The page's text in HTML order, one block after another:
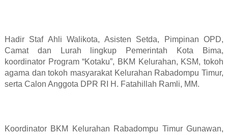
Hadir Staf Ahli Walikota, Asisten Setda, Pimpinan OPD,
Camat dan Lurah lingkup Pemerintah Kota Bima,
koordinator Program “Kotaku”, BKM Kelurahan, KSM, tokoh
agama dan tokoh masyarakat Kelurahan Rabadompu Timur,
serta Calon Anggota DPR RI H. Fatahillah Ramli, MM.
Koordinator BKM Kelurahan Rabadompu Timur Gunawan,